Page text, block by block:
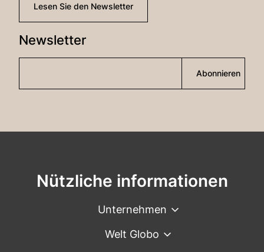
Lesen Sie den Newsletter
Newsletter
Abonnieren
Nützliche informationen
Unternehmen
Welt Globo